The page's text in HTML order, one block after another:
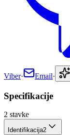
Viber· Email·
Specifikacije
2 stavke
Identifikacija2